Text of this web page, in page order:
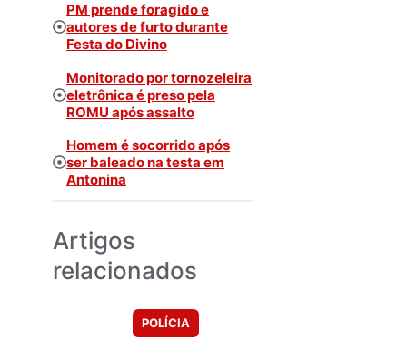
PM prende foragido e
autores de furto durante
Festa do Divino
Monitorado por tornozeleira
eletrônica é preso pela
ROMU após assalto
Homem é socorrido após
ser baleado na testa em
Antonina
Artigos
relacionados
POLÍCIA